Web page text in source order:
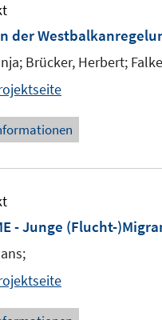
der
Brücker, Herbert;
- Junge (Flucht-